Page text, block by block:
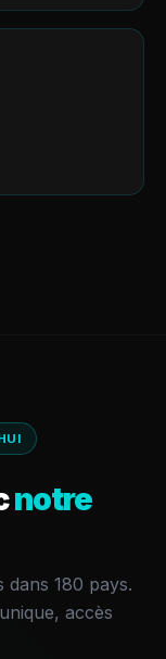
notre
dans 180 pays.
accès